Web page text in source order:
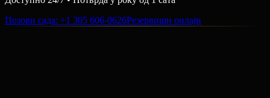
Позови сада: +1 305 606-0626Резервиши онлајн